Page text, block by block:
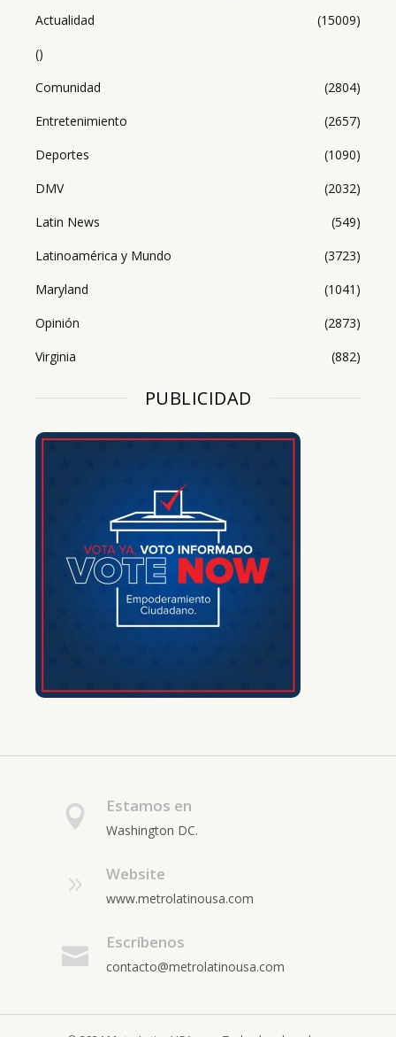
Actualidad
(15009)
()
Comunidad
(2804)
Entretenimiento
(2657)
Deportes
(1090)
DMV
(2032)
Latin News
(549)
Latinoamérica y Mundo
(3723)
Maryland
(1041)
Opinión
(2873)
Virginia
(882)
PUBLICIDAD
Estamos en
Washington DC.
Website
www.metrolatinousa.com
Escríbenos
contacto@metrolatinousa.com